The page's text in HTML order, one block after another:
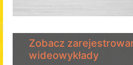
Zobacz
wideowykłady